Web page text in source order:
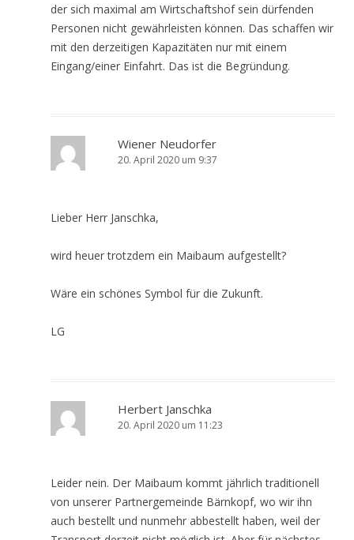
der sich maximal am Wirtschaftshof sein dürfenden
Personen nicht gewährleisten können. Das schaffen wir
mit den derzeitigen Kapazitäten nur mit einem
Eingang/einer Einfahrt. Das ist die Begründung.
Wiener Neudorfer
20. April 2020 um 9:37
Lieber Herr Janschka,
wird heuer trotzdem ein Maibaum aufgestellt?
Wäre ein schönes Symbol für die Zukunft.
LG
Herbert Janschka
20. April 2020 um 11:23
Leider nein. Der Maibaum kommt jährlich traditionell
von unserer Partnergemeinde Bärnkopf, wo wir ihn
auch bestellt und nunmehr abbestellt haben, weil der